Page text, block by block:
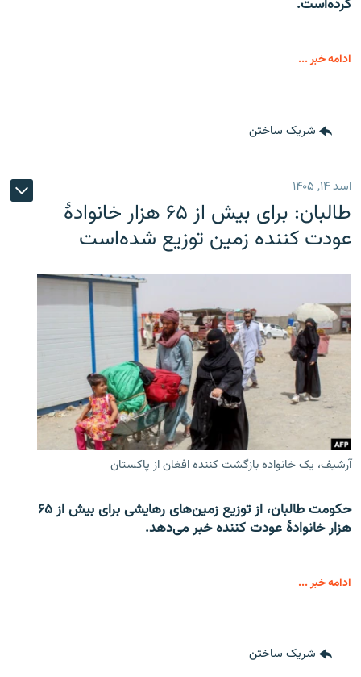
کرده‌است.
ادامه خبر ...
شریک ساختن
اسد ۱۴, ۱۴۰۵
طالبان: برای بیش از ۶۵ هزار خانوادۀ
عودت کننده زمین توزیع شده‌است
آرشیف، یک خانواده بازگشت کننده افغان از پاکستان
حکومت طالبان، از توزیع زمین‌های رهایشی برای بیش از ۶۵
هزار خانوادۀ عودت کننده خبر می‌دهد.
ادامه خبر ...
شریک ساختن